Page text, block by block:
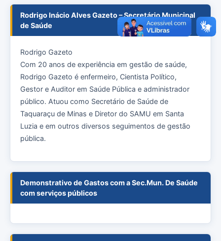
Rodrigo Inácio Alves Gazeto – Secretário Municipal
de Saúde
Rodrigo Gazeto
Com 20 anos de experiência em gestão de saúde,
Rodrigo Gazeto é enfermeiro, Cientista Político,
Gestor e Auditor em Saúde Pública e administrador
público. Atuou como Secretário de Saúde de
Taquaraçu de Minas e Diretor do SAMU em Santa
Luzia e em outros diversos seguimentos de gestão
pública.
Demonstrativo de Gastos com a Sec.Mun. De Saúde
com serviços públicos